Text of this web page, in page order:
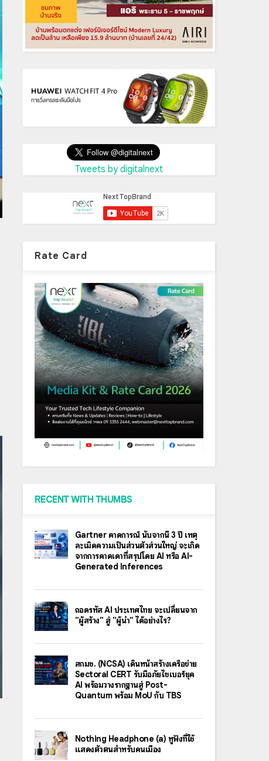
Tweets by digitalnext
Rate Card
RECENT WITH THUMBS
Gartner คาดการณ์ นับจากนี้ 3 ปี เหตุ
ละเมิดความเป็นส่วนตัวส่วนใหญ่ จะเกิด
จากการคาดเดาที่สรุปโดย AI หรือ AI-
Generated Inferences
ถอดรหัส AI ประเทศไทย จะเปลี่ยนจาก
"ผู้สร้าง" สู่ "ผู้นำ" ได้อย่างไร?
สกมช. (NCSA) เดินหน้าสร้างเครือข่าย
Sectoral CERT รับมือภัยไซเบอร์ยุค
AI พร้อมวางรากฐานสู่ Post-
Quantum พร้อม MoU กับ TBS
Nothing Headphone (a) หูฟังที่ใช้
แสดงตัวตนสำหรับคนเมือง